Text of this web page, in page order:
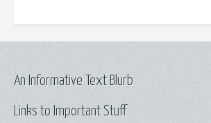
Links to Important Stuff
An Informative Text Blurb